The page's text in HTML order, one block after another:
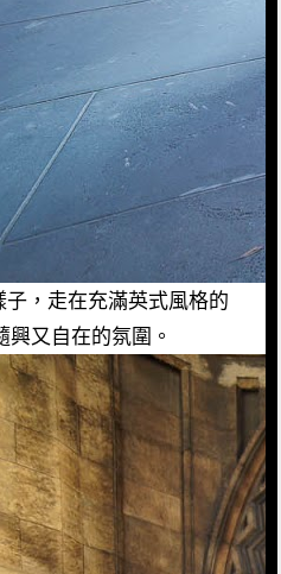
子，走在充滿英式風格的
又自在的氛圍。